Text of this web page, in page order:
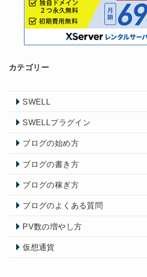
カテゴリー
SWELL
SWELLプラグイン
ブログの始め方
ブログの書き方
ブログの稼ぎ方
ブログのよくある質問
PV数の増やし方
仮想通貨